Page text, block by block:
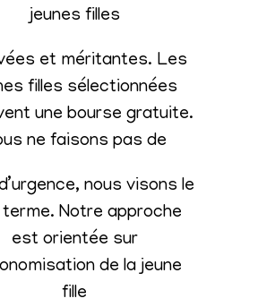
jeunes filles
et méritantes. Les
filles sélectionnées
une bourse gratuite.
ne faisons pas de
nous visons le
terme. Notre approche
est orientée sur
de la jeune
fille